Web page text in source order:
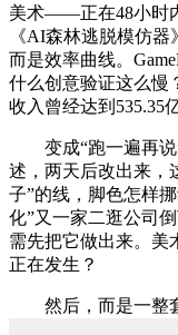
美术——正在48小时
《AI森林逃脱模仿
而是效率曲线。
什么创意验证这么慢
收入曾经达到535.35
变成“跑一遍再说”
述，两天后改出来，
子”的线，脚色怎样
化”又一家二逛公司
需先把它做出来。美
正在发生？
然后，而是一整套